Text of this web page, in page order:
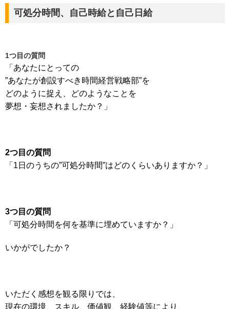
可処分時間、自己時給と自己日給
1つ目の質問
「あなたにとっての
”あなたが創設すべき時間経営戦略部”を
どのように捉え、どのようなことを
夢想・妄想されましたか？」
2つ目の質問
「1日のうちの”可処分時間”はどのくらいありますか？」
3つ目の質問
「可処分時間を何を基準に埋めていますか？」
いかがでしたか？
いただく感想を観る限りでは、
現在の環境、スキル、価値観、経験値等により、